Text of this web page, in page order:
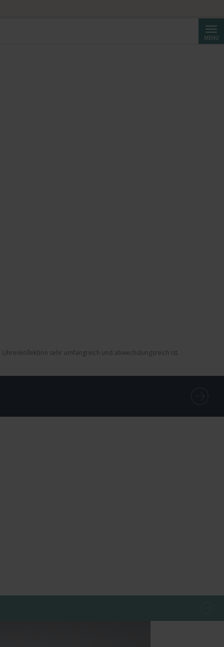
MENÜ
sehr umfangreich und abwechslungsreich ist.